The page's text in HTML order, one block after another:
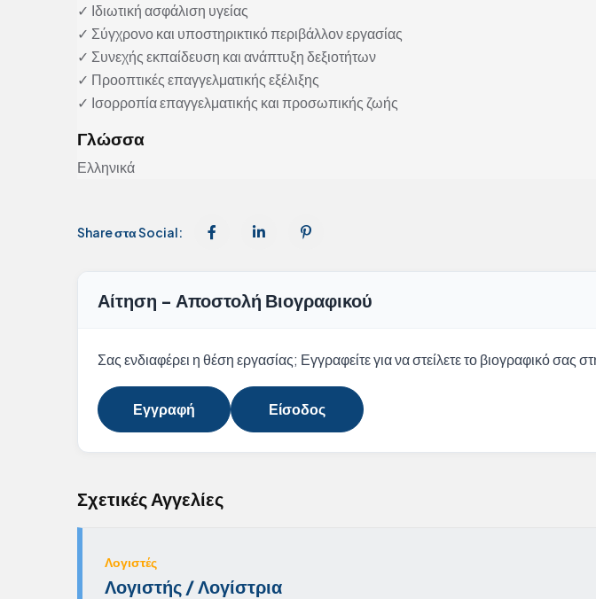
✓ Ιδιωτική ασφάλιση υγείας
✓ Σύγχρονο και υποστηρικτικό περιβάλλον εργασίας
✓ Συνεχής εκπαίδευση και ανάπτυξη δεξιοτήτων
✓ Προοπτικές επαγγελματικής εξέλιξης
✓ Ισορροπία επαγγελματικής και προσωπικής ζωής
Γλώσσα
Ελληνικά
Share στα Social:
Αίτηση - Αποστολή Βιογραφικού
Σας ενδιαφέρει η θέση εργασίας; Εγγραφείτε για να στείλετε το βιογραφικό σας
Εγγραφή Είσοδος
Σχετικές Αγγελίες
Λογιστές
Λογιστής / Λογίστρια